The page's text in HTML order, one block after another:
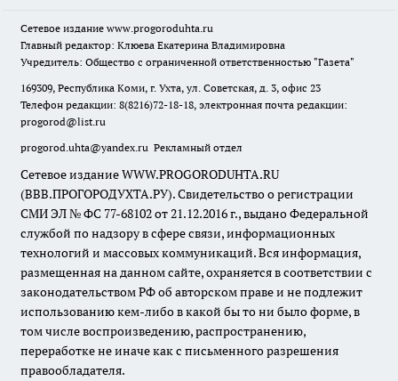
Сетевое издание www.progoroduhta.ru
Главный редактор: Клюева Екатерина Владимировна
Учредитель: Общество с ограниченной ответственностью "Газета"
169309, Республика Коми, г. Ухта, ул. Советская, д. 3, офис 23
Телефон редакции: 8(8216)72-18-18, электронная почта редакции:
progorod@list.ru
progorod.uhta@yandex.ru Рекламный отдел
Сетевое издание WWW.PROGORODUHTA.RU
(ВВВ.ПРОГОРОДУХТА.РУ). Свидетельство о регистрации
СМИ ЭЛ № ФС 77-68102 от 21.12.2016 г., выдано Федеральной
службой по надзору в сфере связи, информационных
технологий и массовых коммуникаций. Вся информация,
размещенная на данном сайте, охраняется в соответствии с
законодательством РФ об авторском праве и не подлежит
использованию кем-либо в какой бы то ни было форме, в
том числе воспроизведению, распространению,
переработке не иначе как с письменного разрешения
правообладателя.